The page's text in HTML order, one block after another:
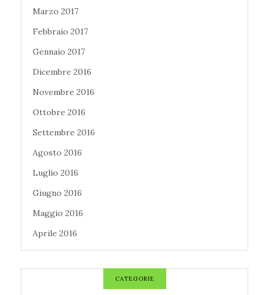
Marzo 2017
Febbraio 2017
Gennaio 2017
Dicembre 2016
Novembre 2016
Ottobre 2016
Settembre 2016
Agosto 2016
Luglio 2016
Giugno 2016
Maggio 2016
Aprile 2016
CATEGORIE